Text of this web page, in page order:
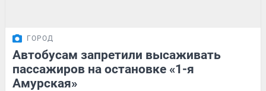
ГОРОД
Автобусам запретили высаживать
пассажиров на остановке «1-я
Амурская»